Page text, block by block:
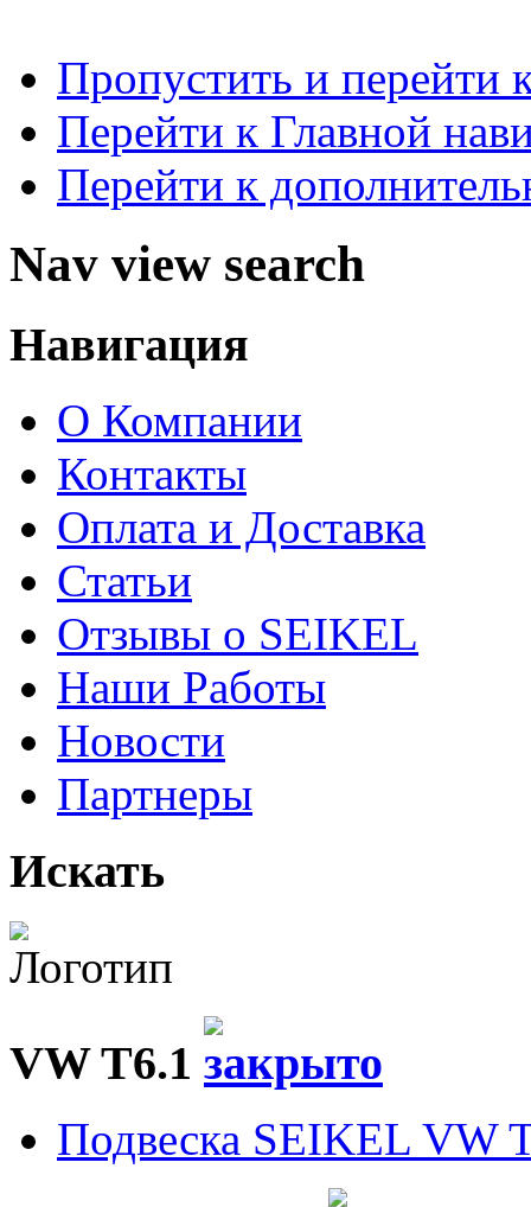
Пропустить и перейти
Перейти к Главной
Перейти к
Nav view search
Навигация
О Компании
Контакты
Оплата и Доставка
Статьи
Отзывы о SEIKEL
Наши Работы
Новости
Партнеры
Искать
VW T6.1
Подвеска SEIKEL VW